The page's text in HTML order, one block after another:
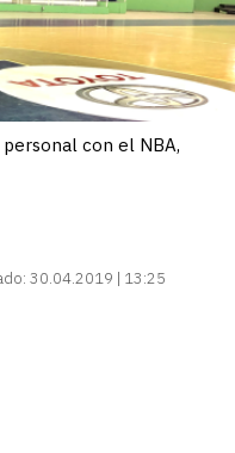
con el NBA,
30.04.2019 | 13:25